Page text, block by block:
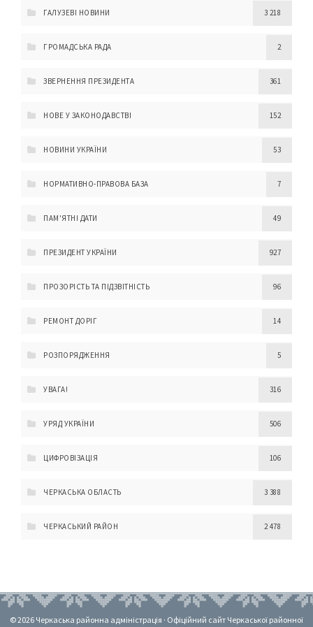
ГАЛУЗЕВІ НОВИНИ 3 218
ГРОМАДСЬКА РАДА 2
ЗВЕРНЕННЯ ПРЕЗИДЕНТА 361
НОВЕ У ЗАКОНОДАВСТВІ 152
НОВИНИ УКРАЇНИ 53
НОРМАТИВНО-ПРАВОВА БАЗА 7
ПАМ'ЯТНІ ДАТИ 49
ПРЕЗИДЕНТ УКРАЇНИ 927
ПРОЗОРІСТЬ ТА ПІДЗВІТНІСТЬ 96
РЕМОНТ ДОРІГ 14
РОЗПОРЯДЖЕННЯ 5
УВАГА! 316
УРЯД УКРАЇНИ 506
ЦИФРОВІЗАЦІЯ 106
ЧЕРКАСЬКА ОБЛАСТЬ 3 388
ЧЕРКАСЬКИЙ РАЙОН 2 478
© 2026 Черкаська районна адміністрація · Офіційний сайт Черкаської районної